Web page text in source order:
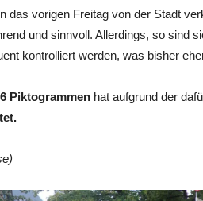
das vorigen Freitag von der Stadt
und sinnvoll. Allerdings, so sind
kontrolliert werden, was bisher
Piktogrammen hat aufgrund der